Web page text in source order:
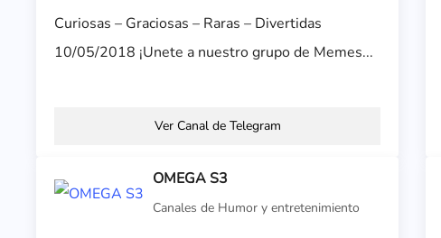
Curiosas – Graciosas – Raras – Divertidas
10/05/2018 ¡Unete a nuestro grupo de Memes...
Ver Canal de Telegram
OMEGA S3
Canales de Humor y entretenimiento